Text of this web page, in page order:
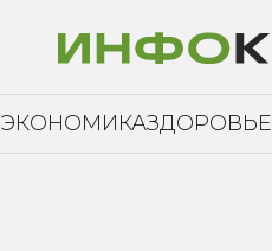
ЭКОНОМИКАЗДОРОВЬЕ